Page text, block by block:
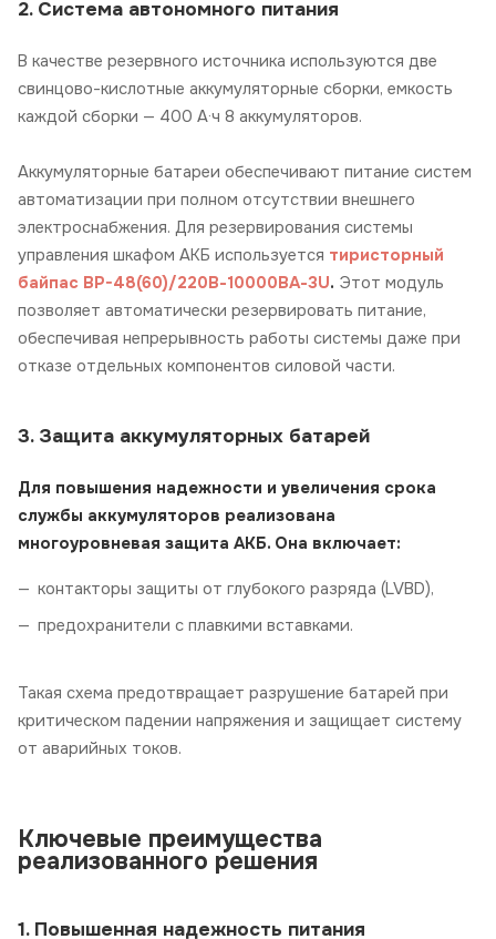
2. Система автономного питания
В качестве резервного источника используются две
свинцово-кислотные аккумуляторные сборки, емкость
каждой сборки — 400 А·ч 8 аккумуляторов.
Аккумуляторные батареи обеспечивают питание систем
автоматизации при полном отсутствии внешнего
электроснабжения. Для резервирования системы
управления шкафом АКБ используется тиристорный
байпас BP-48(60)/220В-10000ВА-3U. Этот модуль
позволяет автоматически резервировать питание,
обеспечивая непрерывность работы системы даже при
отказе отдельных компонентов силовой части.
3. Защита аккумуляторных батарей
Для повышения надежности и увеличения срока
службы аккумуляторов реализована
многоуровневая защита АКБ. Она включает:
контакторы защиты от глубокого разряда (LVBD),
предохранители с плавкими вставками.
Такая схема предотвращает разрушение батарей при
критическом падении напряжения и защищает систему
от аварийных токов.
Ключевые преимущества
реализованного решения
1. Повышенная надежность питания